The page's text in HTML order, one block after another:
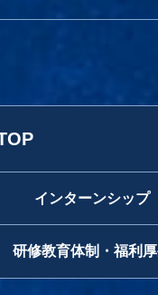
インターンシップ
研修教育体制・福利